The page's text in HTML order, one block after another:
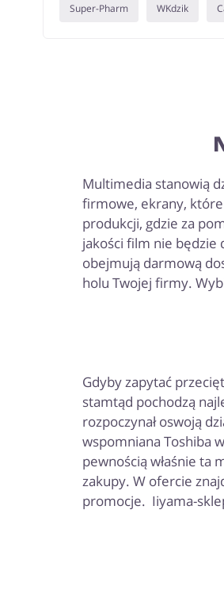
Super-Pharm WKdzik
Multimedia stanowią
firmowe, ekrany,
produkcji, gdzie za
jakości film nie będzie
obejmują darmową
holu Twojej firmy.
Gdyby zapytać
stamtąd pochodzą
rozpoczynał oswoją
wspomniana Toshiba
pewnością właśnie ta
zakupy. W ofercie
promocje. Iiyama-